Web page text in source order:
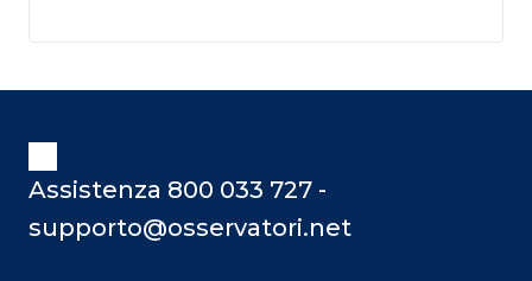
Assistenza 800 033 727 -
supporto@osservatori.net